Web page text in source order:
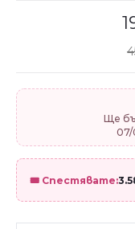
Ще
07/
🎟️ Спестявате: